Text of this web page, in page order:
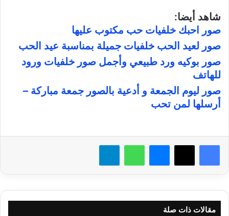
شاهد أيضا:
صور احبك خلفيات حب مكتوب عليها
صور لعيد الحب خلفيات جميلة بمناسبة عيد الحب
صور بوكيه ورد طبيعي وأجمل صور خلفيات ورود
للهاتف
صور ليوم الجمعة و أدعية بالصور جمعة مباركة –
أرسلها لمن تحب
فيسبوك X ماسنجر واتساب
مقالات ذات صلة